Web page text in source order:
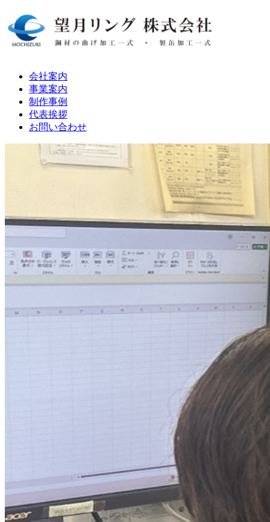
会社案内
事業案内
制作事例
代表挨拶
お問い合わせ